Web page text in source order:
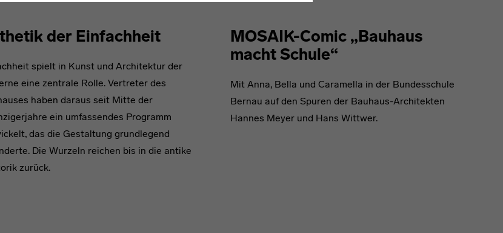
der Einfachheit
spielt in Kunst und Architektur der
eine zentrale Rolle. Vertreter des
haben daraus seit Mitte der
ein umfassendes Programm
das die Gestaltung grundlegend
Die Wurzeln reichen bis in die antike
zurück.
MOSAIK-Comic „Bauhaus
macht Schule“
Mit Anna, Bella und Caramella in der Bundesschule
Bernau auf den Spuren der Bauhaus-Architekten
Hannes Meyer und Hans Wittwer.